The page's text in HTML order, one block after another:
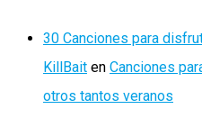
30 Canciones para
KillBait en Canciones
otros tantos veranos